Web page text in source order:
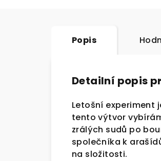
Popis
Detailní popis
Letošní experiment
tento výtvor
zrálých sudů po
společníka k
na složitosti.